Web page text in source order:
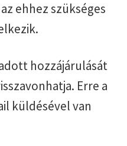
ehhez szükséges
hozzájárulását
Erre a
küldésével van